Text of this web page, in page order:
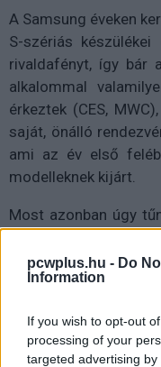
pcwplus.hu - Do
Information
If you wish to opt-out
processing of your
targeted advertising
A Samsung éveken
S-szériás
rivaldafényt, így bár
alkalommal
érkeztek (CES,
saját, önálló
ami az év első
modelleknek kijárt.
Most azonban úgy
hírei elől próbálja
hisz a Galaxy
a szivárogtatók
nézzük tételesen,